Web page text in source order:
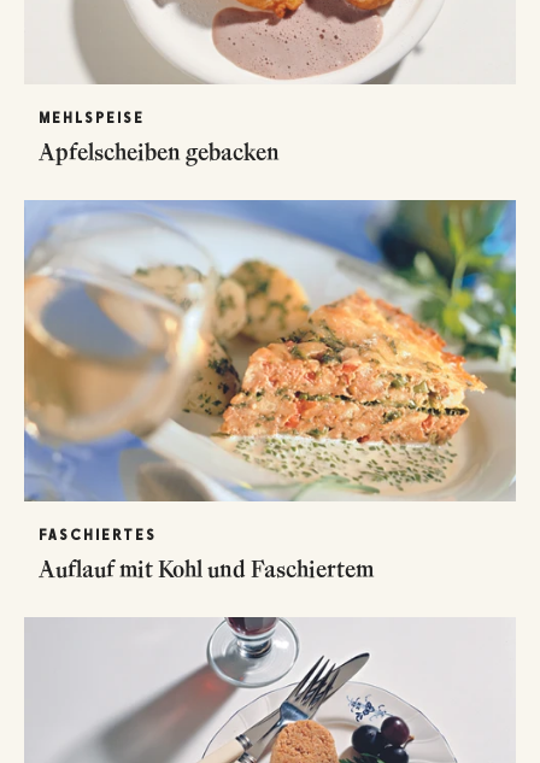
MEHLSPEISE
Apfelscheiben gebacken
FASCHIERTES
Auflauf mit Kohl und Faschiertem